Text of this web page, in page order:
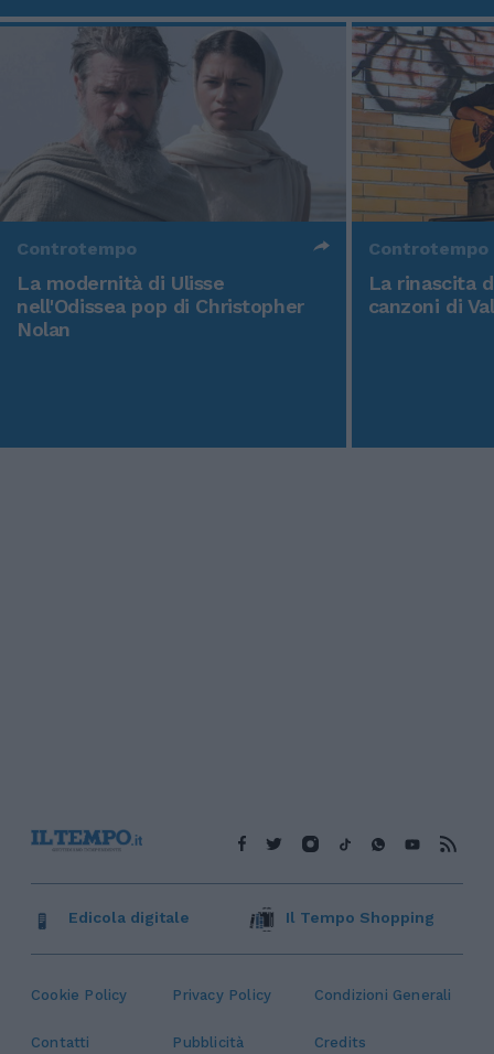
Controtempo
La modernità di Ulisse
nell'Odissea pop di Christopher
Nolan
Controtempo
La rinascita
canzoni di
Cookie Policy Privacy Policy Condizioni Generali
Contatti Pubblicità Credits
Edicola digitale Il Tempo Shopping